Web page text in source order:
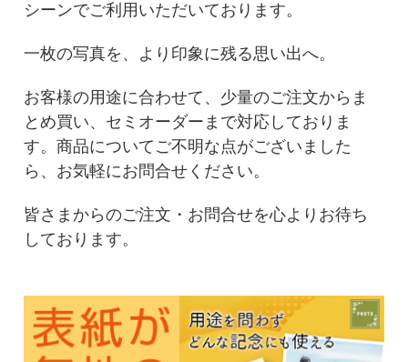
シーンでご利用いただいております。
一枚の写真を、より印象に残る思い出へ。
お客様の用途に合わせて、少量のご注文からま
とめ買い、セミオーダーまで対応しておりま
す。商品についてご不明な点がございました
ら、お気軽にお問合せください。
皆さまからのご注文・お問合せを心よりお待ち
しております。